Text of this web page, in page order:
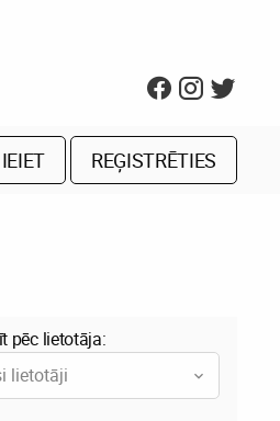
IEIET REĢISTRĒTIES
pēc lietotāja:
lietotāji